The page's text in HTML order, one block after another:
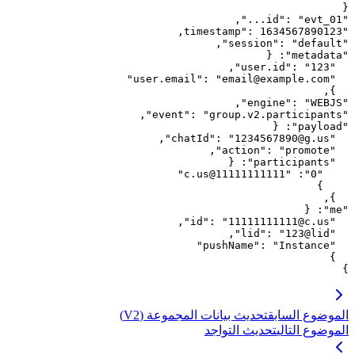
ترقيته في مجموعات العمل المرتبطة عبر هذا الويب هوك.
{
"
id " : "evt_01...
"
,
"
timestamp " : 1634567890123
,
"
session " : "default
"
,
"
metadata
"
:
{
"
user.id " : " 123
"
,
"
user.email " : "email@example.com
"
}
,
"
engine " : "WEBJS
"
,
"
event " : "group.v2.participants
"
,
"
payload
"
:
{
"
chatId " : " 1234567890@g.us
"
,
"
action " : " promote
"
,
"
participants
"
:
{
"
0
"
:
"
11111111111@c.us
"
}
}
,
"
me
"
:
{
"
id " : " 11111111111@c.us
"
,
"
lid " : " 123@lid
"
,
"
pushName " : " Instance
"
}
}
الموضوع السابقتحديث بيانات المجموعة (V2)
الموضوع التاليتحديث التواجد